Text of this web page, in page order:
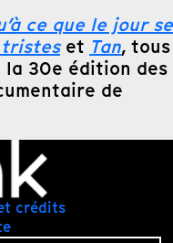
ce que le jour se
tristeset Tan, tous
30e édition des
de
crédits